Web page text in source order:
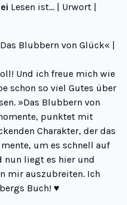
Lesen ist… | Urwort |
Blubbern von Glück« |
Und ich freue mich wie
schon so viel Gutes über
»Das Blubbern von
, punktet mit
Charakter, der das
um es schnell auf
nun liegt es hier und
mir auszubreiten. Ich
Buch! ♥